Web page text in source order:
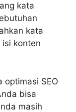
kata
kata
konten
optimasi SEO
bisa
masih